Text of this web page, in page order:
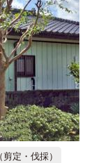
定・伐採）